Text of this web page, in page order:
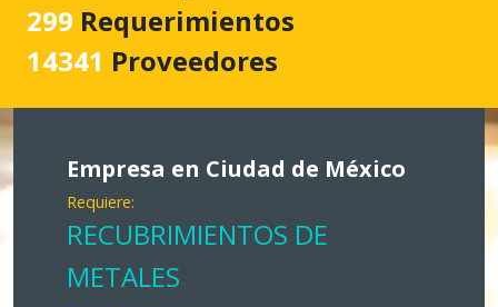
299 Requerimientos
14341 Proveedores
Empresa en Ciudad de México
Requiere:
RECUBRIMIENTOS DE
METALES